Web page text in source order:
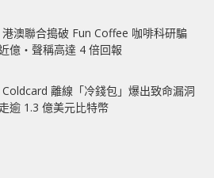
澳聯合搗破 Fun Coffee 咖啡科研騙
億‧聲稱高達 4 倍回報
Coldcard 離線「冷錢包」爆出致命漏洞
逾 1.3 億美元比特幣